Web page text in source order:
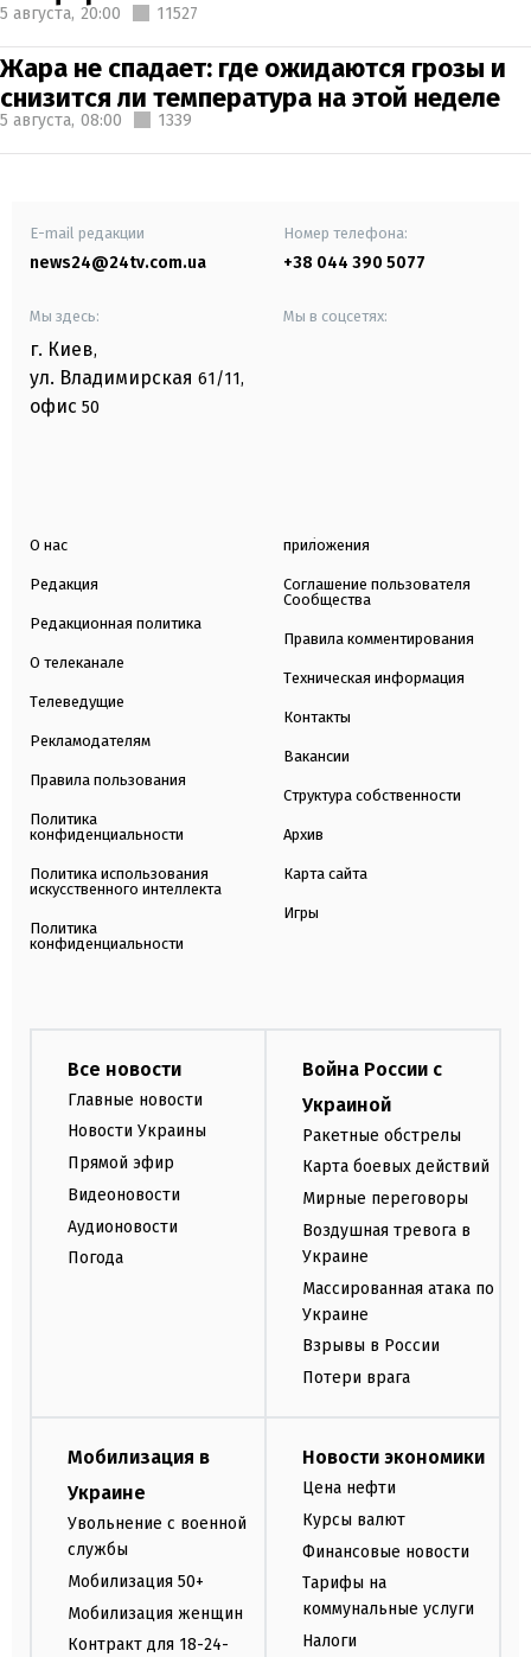
5 августа, 20:00 11527
Жара не спадает: где ожидаются грозы и
снизится ли температура на этой неделе
5 августа, 08:00 1339
E-mail редакции
news24@24tv.com.ua
Номер телефона:
+38 044 390 5077
Мы здесь:
г. Киев,
ул. Владимирская 61/11,
офис 50
Мы в соцсетях:
О нас
Редакция
Редакционная политика
О телеканале
Телеведущие
Рекламодателям
Правила пользования
Политика
конфиденциальности
Политика использования
искусственного интеллекта
Политика
конфиденциальности
приложения
Соглашение пользователя
Сообщества
Правила комментирования
Техническая информация
Контакты
Вакансии
Структура собственности
Архив
Карта сайта
Игры
Все новости
Главные новости
Новости Украины
Прямой эфир
Видеоновости
Аудионовости
Погода
Война России с
Украиной
Ракетные обстрелы
Карта боевых действий
Мирные переговоры
Воздушная тревога в
Украине
Массированная атака по
Украине
Взрывы в России
Потери врага
Мобилизация в
Украине
Увольнение с военной
службы
Мобилизация 50+
Мобилизация женщин
Контракт для 18-24-
Новости экономики
Цена нефти
Курсы валют
Финансовые новости
Тарифы на
коммунальные услуги
Налоги